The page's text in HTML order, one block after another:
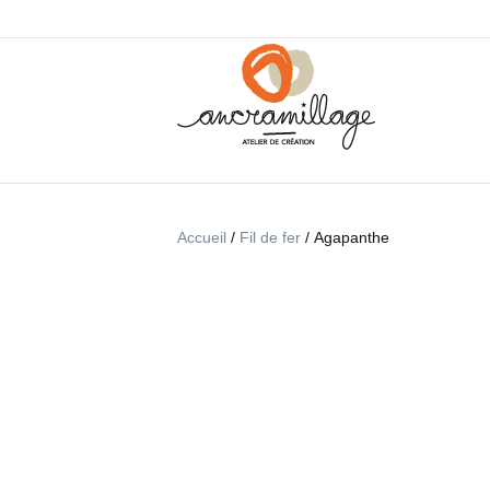
Accueil / Fil de fer / Agapanthe